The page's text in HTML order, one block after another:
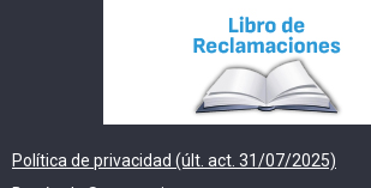
Política de privacidad (últ. act. 31/07/2025)